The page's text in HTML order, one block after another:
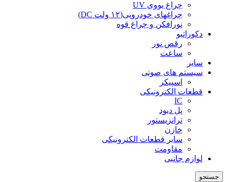
چراغ یووی UV
چراغهای خودرویی(۱۲ ولت DC)
نورافکن و چراغ قوه
دکوراتیو
رقص نور
ساعت
سایر
سیستم های صوتی
اسپیکر
قطعات الکترونیکی
IC
پل دیود
ترانزیستور
خازن
سایر قطعات الکترونیکی
مقاومت
لوازم جانبی
جستجو